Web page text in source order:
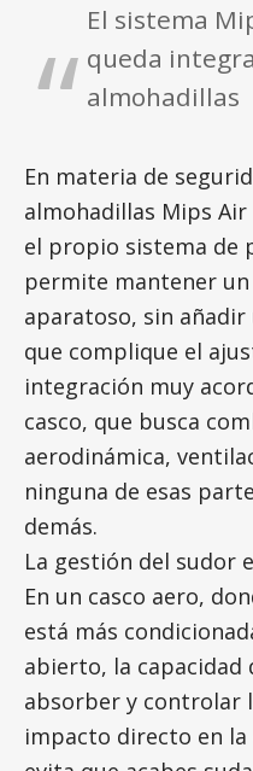
El sistema
queda
almohadillas
En materia de
almohadillas Mips
el propio sistema de
permite mantener
aparatoso, sin
que complique el
integración muy
casco, que busca
aerodinámica,
ninguna de esas
demás.
La gestión del sudor
En un casco aero,
está más
abierto, la capacidad
absorber y controlar
impacto directo en la